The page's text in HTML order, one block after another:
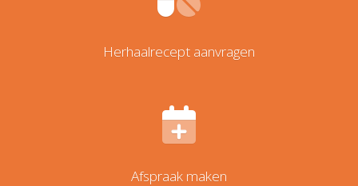
Herhaalrecept aanvragen
Afspraak maken